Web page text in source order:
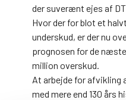
der suverænt ejes af
Hvor der for blot et
underskud, er der nu
prognosen for de
million overskud.
At arbejde for afvikling
med mere end 130 års